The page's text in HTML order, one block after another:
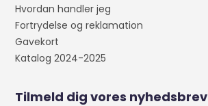
Hvordan handler jeg
Fortrydelse og reklamation
Gavekort
Katalog 2024-2025
Tilmeld dig vores nyhedsbrev